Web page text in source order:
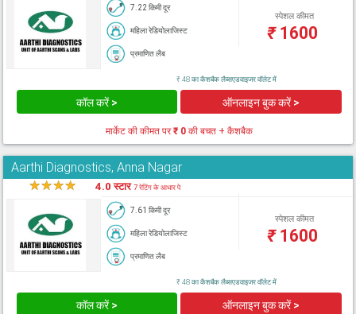
7.22 किमी दूर
महिला रेडियोलाजिस्ट
प्रमाणित लैब
स्पेशल कीमत
₹1600
₹ 48 का कैशबैक लैब्सएडवाइजर वॉलेट में
कॉल करें > ऑनलाइन बुक करें >
मार्केट की कीमत पर₹ 0की बचत + कैशबैक
Aarthi Diagnostics, Anna Nagar
★★★★ 4.0 स्टार7 रेटिंग के आधार पे
7.61 किमी दूर
महिला रेडियोलाजिस्ट
प्रमाणित लैब
स्पेशल कीमत
₹1600
₹ 48 का कैशबैक लैब्सएडवाइजर वॉलेट में
कॉल करें > ऑनलाइन बुक करें >